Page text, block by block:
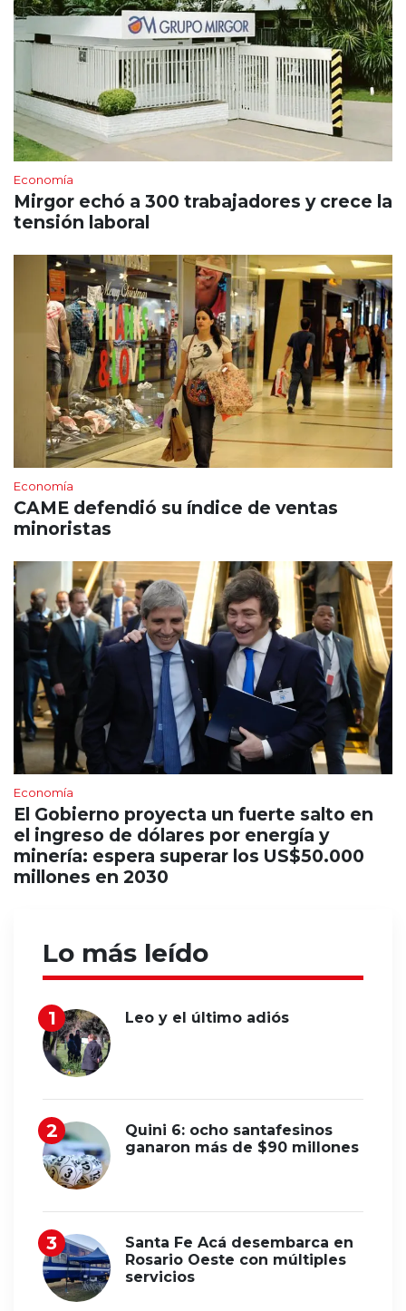
Economía
Mirgor echó a 300 trabajadores y crece la
tensión laboral
Economía
CAME defendió su índice de ventas
minoristas
Economía
El Gobierno proyecta un fuerte salto en
el ingreso de dólares por energía y
minería: espera superar los US$50.000
millones en 2030
Lo más leído
Leo y el último adiós
Quini 6: ocho santafesinos
ganaron más de $90 millones
Santa Fe Acá desembarca en
Rosario Oeste con múltiples
servicios